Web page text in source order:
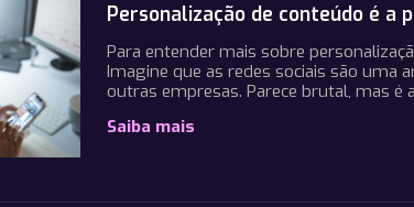
Personalização de conteúdo é a
Para entender mais sobre
Imagine que as redes sociais são uma
outras empresas. Parece brutal, mas
Saiba mais